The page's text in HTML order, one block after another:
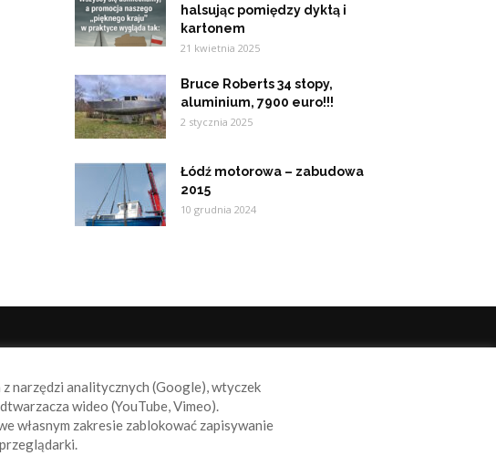
halsując pomiędzy dyktą i
kartonem
21 kwietnia 2025
Bruce Roberts 34 stopy,
aluminium, 7900 euro!!!
2 stycznia 2025
Łódź motorowa – zabudowa
2015
10 grudnia 2024
i
narzędzi analitycznych (Google), wtyczek
wideo (YouTube, Vimeo).
własnym zakresie zablokować zapisywanie